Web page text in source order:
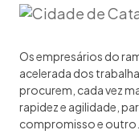
Os empresários do
acelerada dos
procurem, cada vez
rapidez e agilidade,
compromisso e outro.